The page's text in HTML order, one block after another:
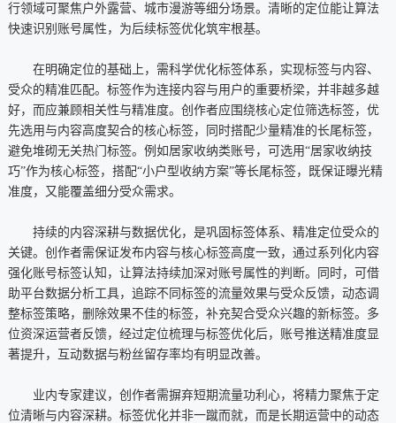
行领域可聚焦户外露营、城市漫游等细分场景。清晰的定位能让算法
快速识别账号属性，为后续标签优化筑牢根基。
在明确定位的基础上，需科学优化标签体系，实现标签与内容、
受众的精准匹配。标签作为连接内容与用户的重要桥梁，并非越多越
好，而应兼顾相关性与精准度。创作者应围绕核心定位筛选标签，优
先选用与内容高度契合的核心标签，同时搭配少量精准的长尾标签，
避免堆砌无关热门标签。例如居家收纳类账号，可选用“居家收纳技
巧”作为核心标签，搭配“小户型收纳方案”等长尾标签，既保证曝光精
准度，又能覆盖细分受众需求。
持续的内容深耕与数据优化，是巩固标签体系、精准定位受众的
关键。创作者需保证发布内容与核心标签高度一致，通过系列化内容
强化账号标签认知，让算法持续加深对账号属性的判断。同时，可借
助平台数据分析工具，追踪不同标签的流量效果与受众反馈，动态调
整标签策略，删除效果不佳的标签，补充契合受众兴趣的新标签。多
位资深运营者反馈，经过定位梳理与标签优化后，账号推送精准度显
著提升，互动数据与粉丝留存率均有明显改善。
业内专家建议，创作者需摒弃短期流量功利心，将精力聚焦于定
位清晰与内容深耕。标签优化并非一蹴而就，而是长期运营中的动态